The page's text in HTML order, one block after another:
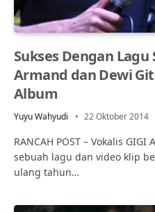
Sukses Dengan
Armand dan Dewi
Album
Yuyu Wahyudi 22 Oktober 2014
RANCAH POST – Vokalis
sebuah lagu dan video klip
ulang tahun…